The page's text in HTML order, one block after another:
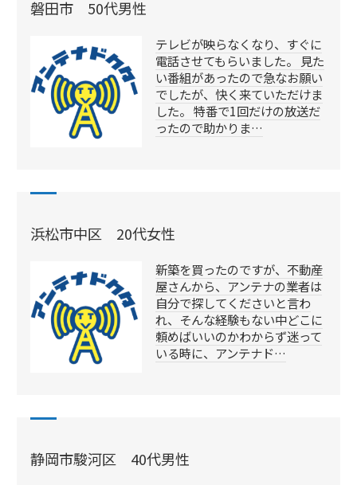
磐田市 50代男性
テレビが映らなくなり、すぐに
電話させてもらいました。 見た
い番組があったので急なお願い
でしたが、快く来ていただけま
した。 特番で1回だけの放送だ
ったので助かりま…
浜松市中区 20代女性
新築を買ったのですが、不動産
屋さんから、アンテナの業者は
自分で探してくださいと言わ
れ、そんな経験もない中どこに
頼めばいいのかわからず迷って
いる時に、アンテナド…
静岡市駿河区 40代男性